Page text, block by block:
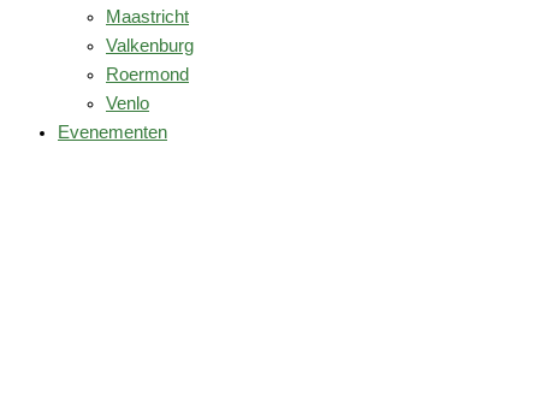
Maastricht
Valkenburg
Roermond
Venlo
Evenementen